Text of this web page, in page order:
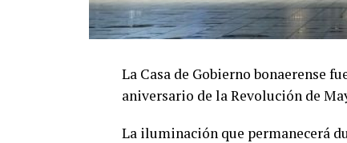
La Casa de Gobierno bonaerense
aniversario de la Revolución de
La iluminación que permanecerá